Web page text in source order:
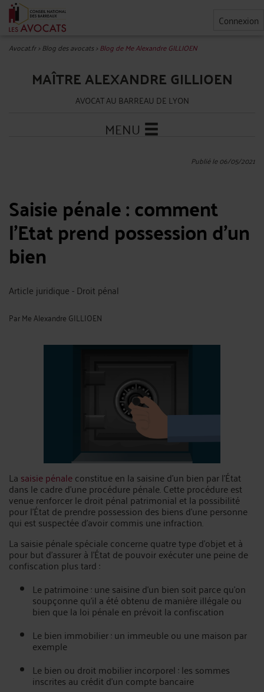
Connexion
Avocat.fr>Blog des avocats>Blog de Me Alexandre GILLIOEN
MAÎTRE ALEXANDRE GILLIOEN
AVOCAT AU BARREAU DE LYON
MENU
Publié le 06/05/2021
Saisie pénale : comment
l'Etat prend possession d'un
bien
Article juridique - Droit pénal
ParMe Alexandre GILLIOEN
La saisie pénaleconstitue en la saisine d’un bien par l’État
dans le cadre d’une procédure pénale. Cette procédure est
venue renforcer le droit pénal patrimonial et la possibilité
pour l’État de prendre possession des biens d’une personne
qui est suspectée d’avoir commis une infraction.
La saisie pénale spéciale concerne quatre type d’objet et à
pour but d’assurer à l’État de pouvoir exécuter une peine de
confiscation plus tard :
Le patrimoine : une saisine d’un bien soit parce qu’on
soupçonne qu’il a été obtenu de manière illégale ou
bien que la loi pénale en prévoit la confiscation
Le bien immobilier : un immeuble ou une maison par
exemple
Le bien ou droit mobilier incorporel : les sommes
inscrites au crédit d’un compte bancaire